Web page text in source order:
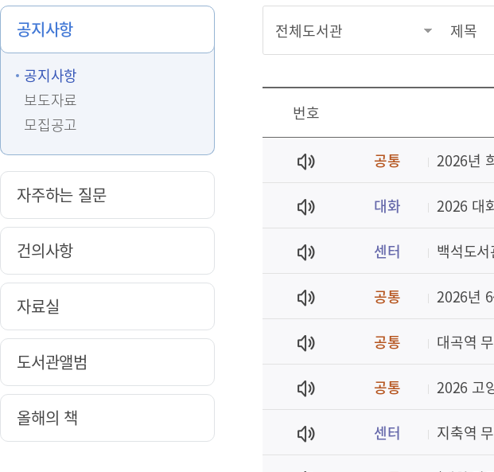
희망도서신청
공지사항
공지사항
보도자료
모집공고
자주하는 질문
건의사항
자료실
도서관앨범
올해의 책
번호
공통 2026년
대화 2026 대
센터 백석도
공통 2026년
공통 대곡역
공통 2026 고
센터 지축역